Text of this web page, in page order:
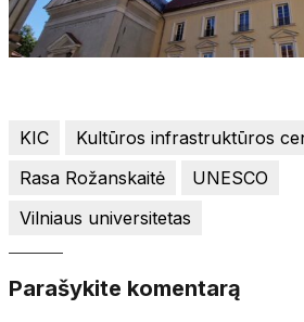
KIC
Kultūros infrastruktūros
Rasa Rožanskaitė
UNESCO
Vilniaus universitetas
Parašykite komentarą